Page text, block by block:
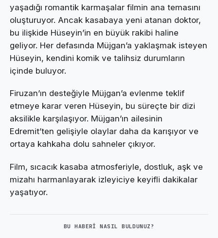
yaşadığı romantik karmaşalar filmin ana temasını
oluşturuyor. Ancak kasabaya yeni atanan doktor,
bu ilişkide Hüseyin’in en büyük rakibi haline
geliyor. Her defasında Müjgan’a yaklaşmak isteyen
Hüseyin, kendini komik ve talihsiz durumların
içinde buluyor.
Firuzan’ın desteğiyle Müjgan’a evlenme teklif
etmeye karar veren Hüseyin, bu süreçte bir dizi
aksilikle karşılaşıyor. Müjgan’ın ailesinin
Edremit’ten gelişiyle olaylar daha da karışıyor ve
ortaya kahkaha dolu sahneler çıkıyor.
Film, sıcacık kasaba atmosferiyle, dostluk, aşk ve
mizahı harmanlayarak izleyiciye keyifli dakikalar
yaşatıyor.
BU HABERI NASIL BULDUNUZ?